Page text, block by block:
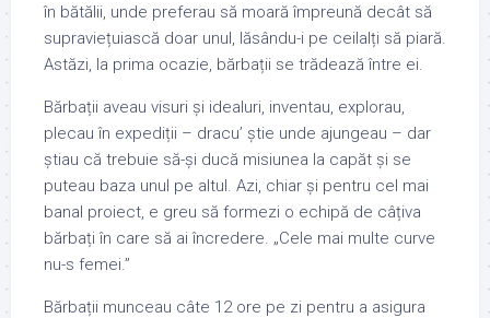
în bătălii, unde preferau să moară împreună decât să
supraviețuiască doar unul, lăsându-i pe ceilalți să piară.
Astăzi, la prima ocazie, bărbații se trădează între ei.
Bărbații aveau visuri și idealuri, inventau, explorau,
plecau în expediții – dracu’ știe unde ajungeau – dar
știau că trebuie să-și ducă misiunea la capăt și se
puteau baza unul pe altul. Azi, chiar și pentru cel mai
banal proiect, e greu să formezi o echipă de câțiva
bărbați în care să ai încredere. „Cele mai multe curve
nu-s femei.”
Bărbații munceau câte 12 ore pe zi pentru a asigura